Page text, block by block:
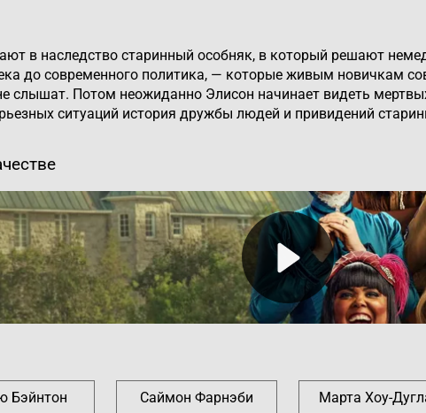
в наследство старинный особняк, в который решают
до современного политика, — которые живым новичкам
слышат. Потом неожиданно Элисон начинает видеть
ситуаций история дружбы людей и привидений
Бэйнтон Саймон Фарнэби Марта Хоу-